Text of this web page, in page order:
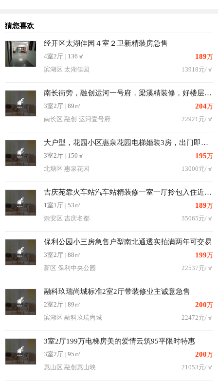
猜您喜欢
经开区太湖佳园４室２卫新精装房急售
4室2厅 | 136㎡ 189万
滨湖区 太湖佳园
13918元/㎡
南长街旁，融创运河一号府，梁溪精装修，好楼层，采光好随时看房
3室2厅 | 89㎡ 204万
南长区 融创·运河壹号府
22921元/㎡
大户型，花园小区惠泉花园电梯婚装3房，出门即地铁。随时看房。
3室2厅 | 150㎡ 195万
北塘区 惠泉花园
13000元/㎡
吉庆苑靠火车站汽车站精装修一室一厅拎包入住近和泰苑
1室1厅 | 53㎡ 189万
崇安区 吉庆名都
35065元/㎡
保利公园小三房急售户型南北通透实拍满两年可交易
3室2厅 | 88㎡ 199万
新区 保利中央公园
22537元/㎡
融科玖瑞尚城标准2室2厅带装修业主诚意急售
2室2厅 | 89㎡ 200万
滨湖区 融科玖瑞尚城
22472元/㎡
3室2厅199万电梯房美的爱情云筑95平限时特惠
3室2厅 | 95㎡ 200万
惠山区 融创惠山映
21053元/㎡